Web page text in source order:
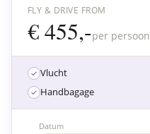
FLY & DRIVE FROM
€ 455,-per persoon
Vlucht
Handbagage
Datum